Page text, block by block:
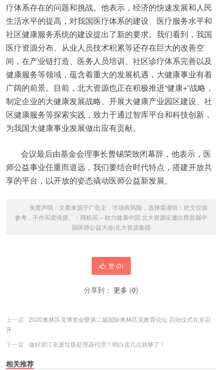
疗体系存在的问题和挑战。他表示，经济的快速发展和人民
生活水平的提高，对我国医疗体系的建设、医疗服务水平和
社区健康服务系统的建设提出了新的要求。我们看到，我国
医疗资源分布、从业人员技术积累等还存在巨大的改善空
间，在产业链打造、医务人员培训、社区诊疗体系完善以及
健康服务等领域，蕴含着重大的发展机遇，大健康事业有着
广阔的前景。目前，北大资源也正在积极推进“健康+”战略，
制定企业的大健康发展战略、开展大健康产业园区建设、社
区健康服务等探索实践，致力于通过智库平台和科技创新，
为我国大健康事业发展做出应有贡献。
会议最后由基金会理事长曹锡荣致闭幕辞，他表示，医
师公益事业任重而道远，我们要结合时代特点，搭建开放共
享的平台，以开放的姿态撬动医师公益新发展。
免责声明：文章来源于广告主，市场有风险，选择需谨慎！此文仅供
参考，不作买卖依据。： 商机讯 » 助力健康中国 北大资源应邀出席首届中
国医师公益大会|北大资源集团
赞 (0)
分享到： 更多 (0)
上一篇
2020奥林匹克博览会暨第二届国际奥林匹克教育论坛 启动仪式在京召
开
下一篇
做好浙江全派垃圾处理器代理？明白这几点就够了！
相关推荐